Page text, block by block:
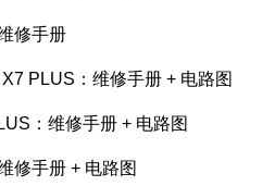
修手册
X7 PLUS ：维修手册 + 电路图
：维修手册 + 电路图
修手册 + 电路图